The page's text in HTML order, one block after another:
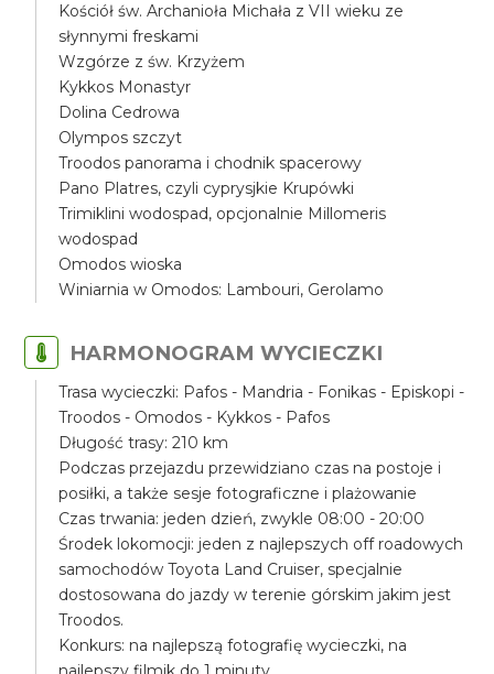
Kościół św. Archanioła Michała z VII wieku ze
słynnymi freskami
Wzgórze z św. Krzyżem
Kykkos Monastyr
Dolina Cedrowa
Olympos szczyt
Troodos panorama i chodnik spacerowy
Pano Platres, czyli cyprysjkie Krupówki
Trimiklini wodospad, opcjonalnie Millomeris
wodospad
Omodos wioska
Winiarnia w Omodos: Lambouri, Gerolamo
HARMONOGRAM WYCIECZKI
Trasa wycieczki: Pafos - Mandria - Fonikas - Episkopi -
Troodos - Omodos - Kykkos - Pafos
Długość trasy: 210 km
Podczas przejazdu przewidziano czas na postoje i
posiłki, a także sesje fotograficzne i plażowanie
Czas trwania: jeden dzień, zwykle 08:00 - 20:00
Środek lokomocji: jeden z najlepszych off roadowych
samochodów Toyota Land Cruiser, specjalnie
dostosowana do jazdy w terenie górskim jakim jest
Troodos.
Konkurs: na najlepszą fotografię wycieczki, na